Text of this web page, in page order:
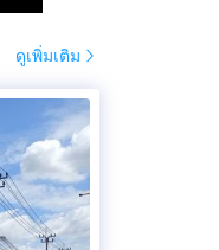
ดูเพิ่มเติม